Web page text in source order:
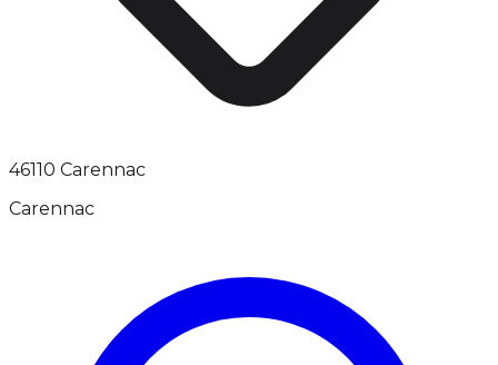
46110 Carennac
Carennac